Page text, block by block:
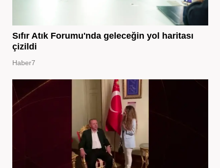
Sıfır Atık Forumu'nda geleceğin yol haritası
çizildi
Haber7